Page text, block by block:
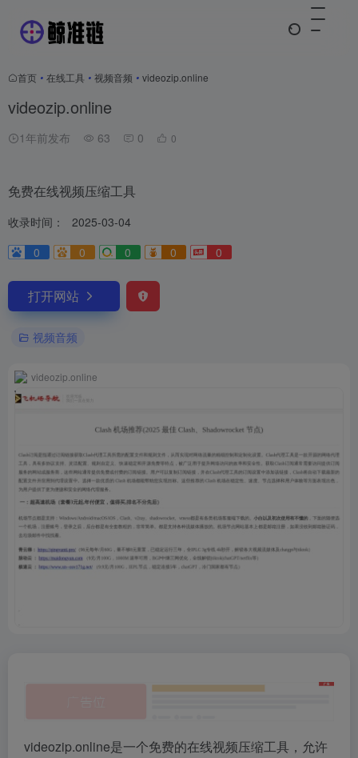
首页 • 在线工具 • 视频音频 • videozip.online
videozip.online
1年前发布 63 0 0
免费在线视频压缩工具
收录时间：
2025-03-04
0
0 0 0 0
打开网站
视频音频
videozip.online
videozip.online是一个免费的在线视频压缩工具，允许